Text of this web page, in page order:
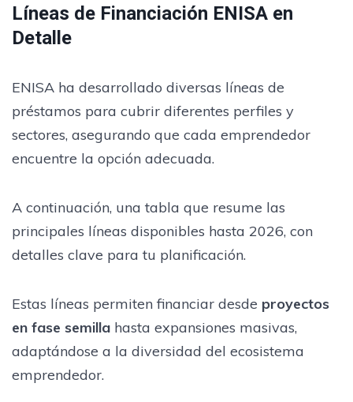
Líneas de Financiación ENISA en
Detalle
ENISA ha desarrollado diversas líneas de
préstamos para cubrir diferentes perfiles y
sectores, asegurando que cada emprendedor
encuentre la opción adecuada.
A continuación, una tabla que resume las
principales líneas disponibles hasta 2026, con
detalles clave para tu planificación.
Estas líneas permiten financiar desde proyectos
en fase semilla hasta expansiones masivas,
adaptándose a la diversidad del ecosistema
emprendedor.